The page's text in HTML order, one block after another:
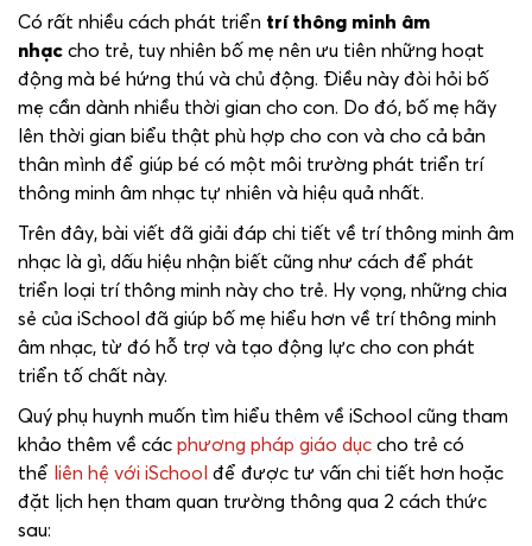
Có rất nhiều cách phát triển trí thông minh âm
nhạc cho trẻ, tuy nhiên bố mẹ nên ưu tiên những hoạt
động mà bé hứng thú và chủ động. Điều này đòi hỏi bố
mẹ cần dành nhiều thời gian cho con. Do đó, bố mẹ hãy
lên thời gian biểu thật phù hợp cho con và cho cả bản
thân mình để giúp bé có một môi trường phát triển trí
thông minh âm nhạc tự nhiên và hiệu quả nhất.
Trên đây, bài viết đã giải đáp chi tiết về trí thông minh âm
nhạc là gì, dấu hiệu nhận biết cũng như cách để phát
triển loại trí thông minh này cho trẻ. Hy vọng, những chia
sẻ của iSchool đã giúp bố mẹ hiểu hơn về trí thông minh
âm nhạc, từ đó hỗ trợ và tạo động lực cho con phát
triển tố chất này.
Quý phụ huynh muốn tìm hiểu thêm về iSchool cũng tham
khảo thêm về các phương pháp giáo dục cho trẻ có
thể liên hệ với iSchool để được tư vấn chi tiết hơn hoặc
đặt lịch hẹn tham quan trường thông qua 2 cách thức
sau: